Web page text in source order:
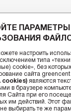
Vitality
500g.
ПАРАМЕТРЫ
настроить
типа
cookie», без
сайта
cookies) являются
в браузере
Сайта при его
им действий. Этот
выбирать те же